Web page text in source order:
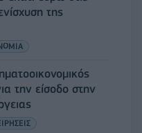
της
την είσοδο στην